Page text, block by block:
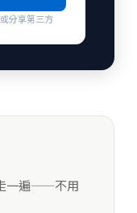
分享第三方
一遍——不用